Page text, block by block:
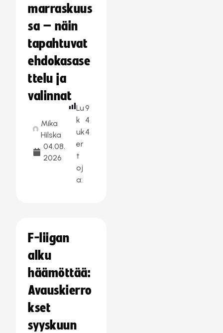
marraskuus
sa – näin
tapahtuvat
ehdokasase
ttelu ja
valinnat
Mika
Hilska
04.08.
2026
Lu
k
uk
er
t
oj
a:
9
4
4
F-liigan
alku
häämöttää:
Avauskierro
kset
syyskuun